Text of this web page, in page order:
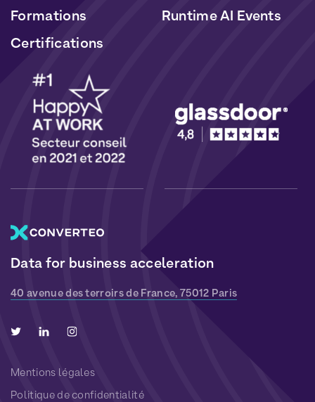
Data for business acceleration
40 avenue des terroirs de France, 75012 Paris
Formations
Runtime AI Events
Certifications
Mentions légales
Politique de confidentialité